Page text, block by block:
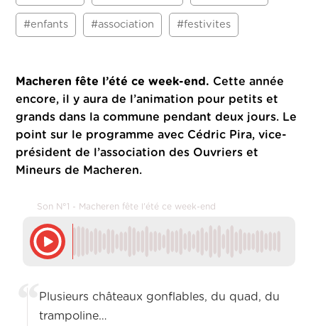
#enfants #association #festivites
Macheren fête l’été ce week-end. Cette année
encore, il y aura de l’animation pour petits et
grands dans la commune pendant deux jours. Le
point sur le programme avec Cédric Pira, vice-
président de l’association des Ouvriers et
Mineurs de Macheren.
Son N°1 - Macheren fête l'été ce week-end
Plusieurs châteaux gonflables, du quad, du
trampoline…